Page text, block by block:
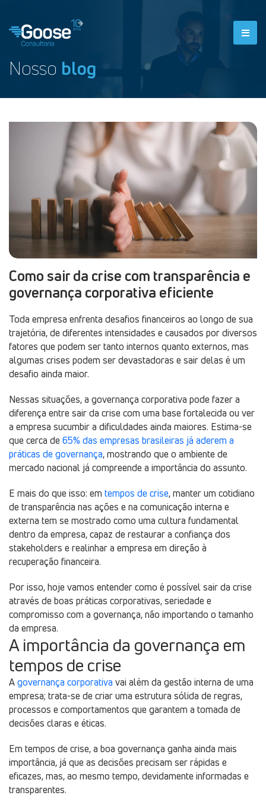
Nosso blog
Como sair da crise com transparência e
governança corporativa eficiente
Toda empresa enfrenta desafios financeiros ao longo de sua
trajetória, de diferentes intensidades e causados por diversos
fatores que podem ser tanto internos quanto externos, mas
algumas crises podem ser devastadoras e sair delas é um
desafio ainda maior.
Nessas situações, a governança corporativa pode fazer a
diferença entre sair da crise com uma base fortalecida ou ver
a empresa sucumbir a dificuldades ainda maiores. Estima-se
que cerca de65% das empresas brasileiras já aderem a
práticas de governança, mostrando que o ambiente de
mercado nacional já compreende a importância do assunto.
E mais do que isso: em tempos de crise, manter um cotidiano
de transparência nas ações e na comunicação interna e
externa tem se mostrado como uma cultura fundamental
dentro da empresa, capaz de restaurar a confiança dos
stakeholders e realinhar a empresa em direção à
recuperação financeira.
Por isso, hoje vamos entender como é possível sair da crise
através de boas práticas corporativas, seriedade e
compromisso com a governança, não importando o tamanho
da empresa.
A importância da governança em
tempos de crise
Agovernança corporativa vai além da gestão interna de uma
empresa; trata-se de criar uma estrutura sólida de regras,
processos e comportamentos que garantem a tomada de
decisões claras e éticas.
Em tempos de crise, a boa governança ganha ainda mais
importância, já que as decisões precisam ser rápidas e
eficazes, mas, ao mesmo tempo, devidamente informadas e
transparentes.